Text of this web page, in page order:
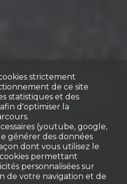
-
à
ville
strictement
de ce site
statistiques et des
d'optimiser la
(youtube, google,
générer des données
dont vous utilisez le
permettant
personnalisées sur
de votre navigation et de